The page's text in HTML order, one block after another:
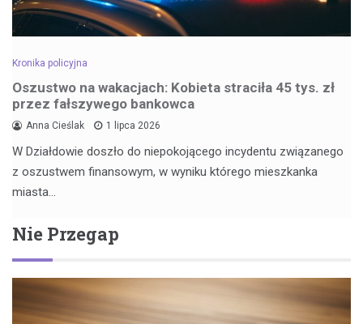
Kronika policyjna
Oszustwo na wakacjach: Kobieta straciła 45 tys. zł
przez fałszywego bankowca
Anna Cieślak 1 lipca 2026
W Działdowie doszło do niepokojącego incydentu związanego
z oszustwem finansowym, w wyniku którego mieszkanka
miasta…
Nie Przegap